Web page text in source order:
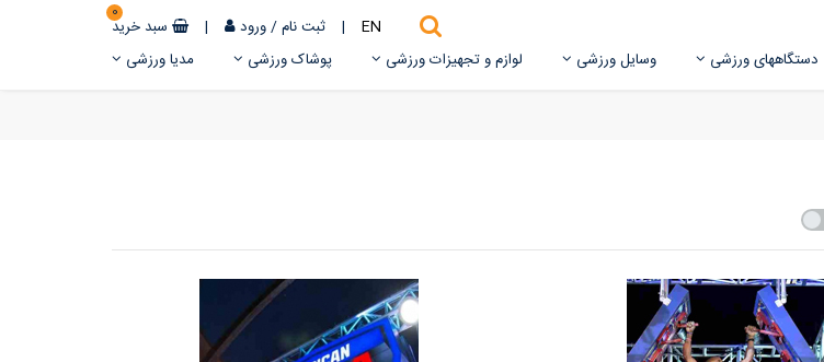
EN
| ثبت نام/ورود | سبد خرید
0
دستگاههای ورزشی وسایل ورزشی لوازم و تجهیزات ورزشی پوشاک ورزشی مدیا ورزشی